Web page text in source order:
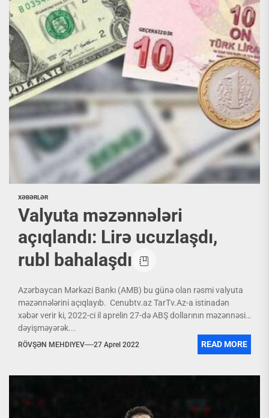
XƏBƏRLƏR
Valyuta məzənnələri
açıqlandı: Lirə ucuzlaşdı,
rubl bahalaşdı
Azərbaycan Mərkəzi Bankı (AMB) bu günə olan rəsmi valyuta
məzənnələrini açıqlayıb. Cenubtv.az TarTv.Az-a istinadən
xəbər verir ki, 2022-ci il aprelin 27-də ABŞ dollarının məzənnəsi
dəyişməyərək...
RÖVŞƏN MEHDIYEV 27 Aprel 2022 READ MORE